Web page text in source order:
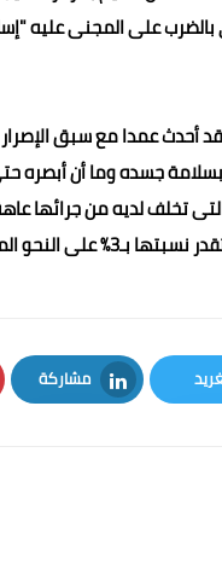
أحدث عمدا مع سبق
جسده وما أن أبصره
تخلف لديه من جرائها
المبين بالتحقيقات.
مشاركة
LinkedIn